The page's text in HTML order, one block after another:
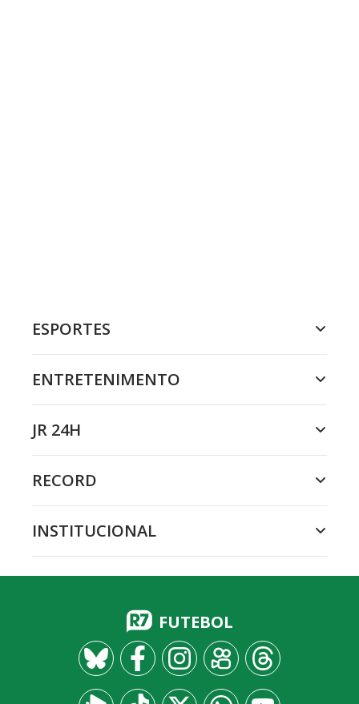
ESPORTES
ENTRETENIMENTO
JR 24H
RECORD
INSTITUCIONAL
FUTEBOL